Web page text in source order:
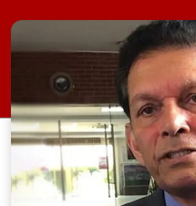
ত্যাগ করেন। নিউইয়র্ক
তুরস্কে সংক্ষিপ্ত যাত্রা
মন্ত্রণালয়ের একজন
জানান, নিউইয়র্ক
অবস্থানকালে ড.
[…]